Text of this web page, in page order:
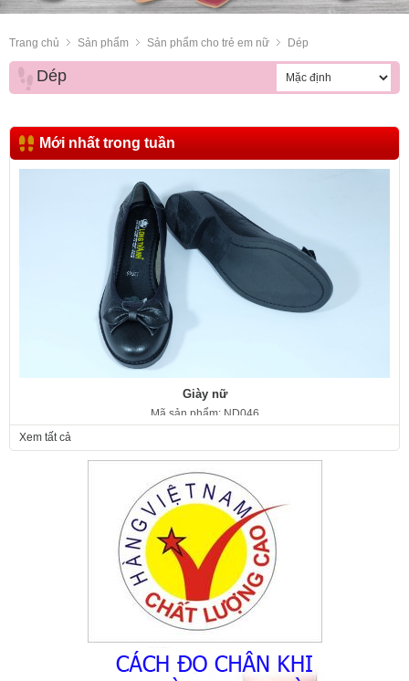
Trang chủ Sản phẩm Sản phẩm cho trẻ em nữ Dép
Dép
Mới nhất trong tuần
Giày nữ
Mã sản phẩm: ND046
Xem tất cả